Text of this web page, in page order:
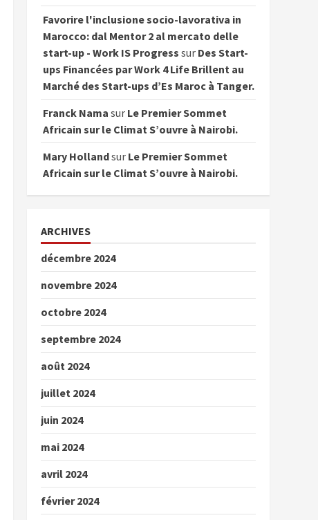
Favorire l'inclusione socio-lavorativa in
Marocco: dal Mentor 2 al mercato delle
start-up - Work IS Progress sur Des Start-
ups Financées par Work 4 Life Brillent au
Marché des Start-ups d’Es Maroc à Tanger.
Franck Nama sur Le Premier Sommet
Africain sur le Climat S’ouvre à Nairobi.
Mary Hollandsur Le Premier Sommet
Africain sur le Climat S’ouvre à Nairobi.
ARCHIVES
décembre 2024
novembre 2024
octobre 2024
septembre 2024
août 2024
juillet 2024
juin 2024
mai 2024
avril 2024
février 2024